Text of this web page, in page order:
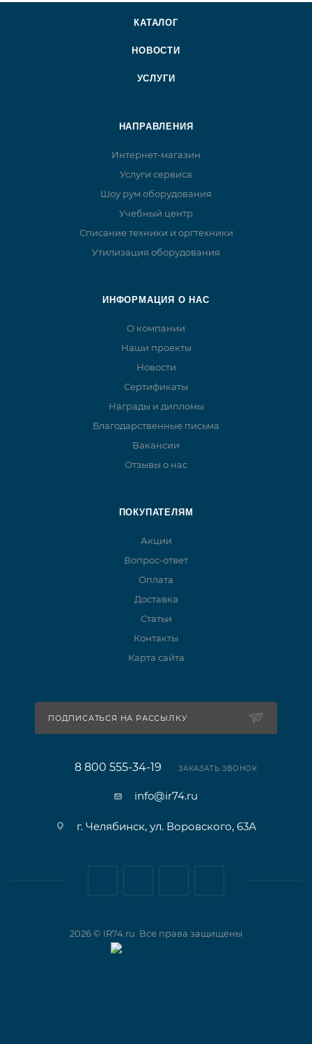
КАТАЛОГ
НОВОСТИ
УСЛУГИ
НАПРАВЛЕНИЯ
Интернет-магазин
Услуги сервиса
Шоу рум оборудования
Учебный центр
Списание техники и оргтехники
Утилизация оборудования
ИНФОРМАЦИЯ О НАС
О компании
Наши проекты
Новости
Сертификаты
Награды и дипломы
Благодарственные письма
Вакансии
Отзывы о нас
ПОКУПАТЕЛЯМ
Акции
Вопрос-ответ
Оплата
Доставка
Статьи
Контакты
Карта сайта
ПОДПИСАТЬСЯ НА РАССЫЛКУ
8 800 555-34-19 ЗАКАЗАТЬ ЗВОНОК
info@ir74.ru
г. Челябинск, ул. Воровского, 63А
2026 © IR74.ru. Все права защищены